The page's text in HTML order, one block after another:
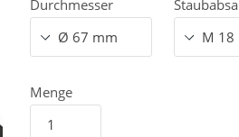
Durchmesser
Menge